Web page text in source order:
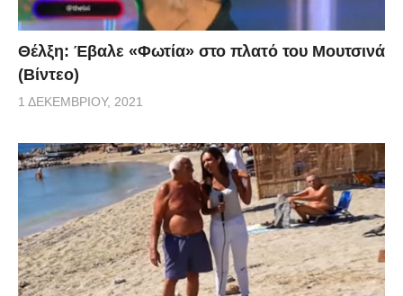
Θέλξη: Έβαλε «Φωτία» στο πλατό του Μουτσινά
(Βίντεο)
1 ΔΕΚΕΜΒΡΊΟΥ, 2021